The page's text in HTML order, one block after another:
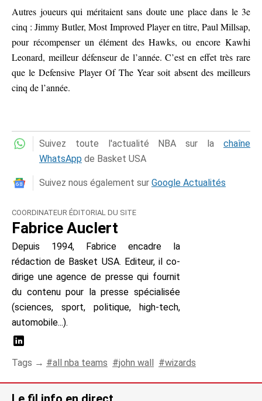
Autres joueurs qui méritaient sans doute une place dans le 3e
cinq : Jimmy Butler, Most Improved Player en titre, Paul Millsap,
pour récompenser un élément des Hawks, ou encore Kawhi
Leonard, meilleur défenseur de l’année. C’est en effet très rare
que le Defensive Player Of The Year soit absent des meilleurs
cinq de l’année.
Suivez toute l'actualité NBA sur la chaîne
WhatsApp de Basket USA
Suivez nous également sur Google Actualités
COORDINATEUR ÉDITORIAL DU SITE
Fabrice Auclert
Depuis 1994, Fabrice encadre la
rédaction de Basket USA. Editeur, il co-
dirige une agence de presse qui fournit
du contenu pour la presse spécialisée
(sciences, sport, politique, high-tech,
automobile...).
Tags → all nba teams john wall wizards